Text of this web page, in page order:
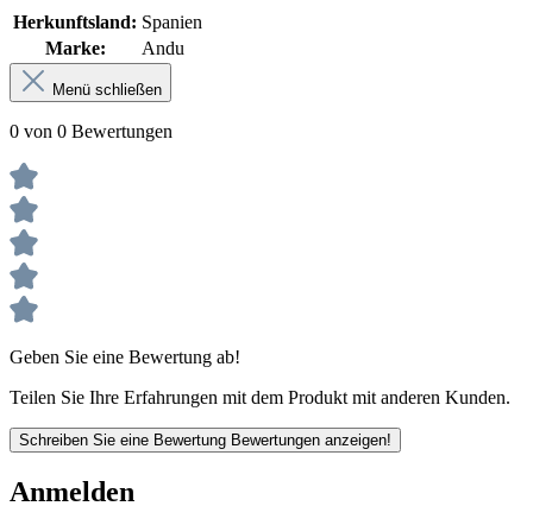
Herkunftsland: Spanien
Marke:
Andu
Menü schließen
0 von 0 Bewertungen
Geben Sie eine Bewertung ab!
Teilen Sie Ihre Erfahrungen mit dem Produkt mit anderen Kunden.
Schreiben Sie eine Bewertung Bewertungen anzeigen!
Anmelden